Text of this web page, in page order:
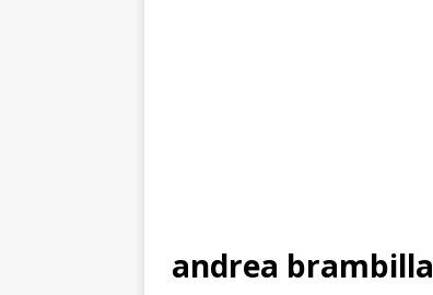
andrea brambilla